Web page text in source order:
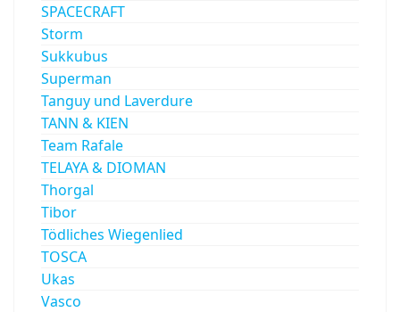
SPACECRAFT
Storm
Sukkubus
Superman
Tanguy und Laverdure
TANN & KIEN
Team Rafale
TELAYA & DIOMAN
Thorgal
Tibor
Tödliches Wiegenlied
TOSCA
Ukas
Vasco